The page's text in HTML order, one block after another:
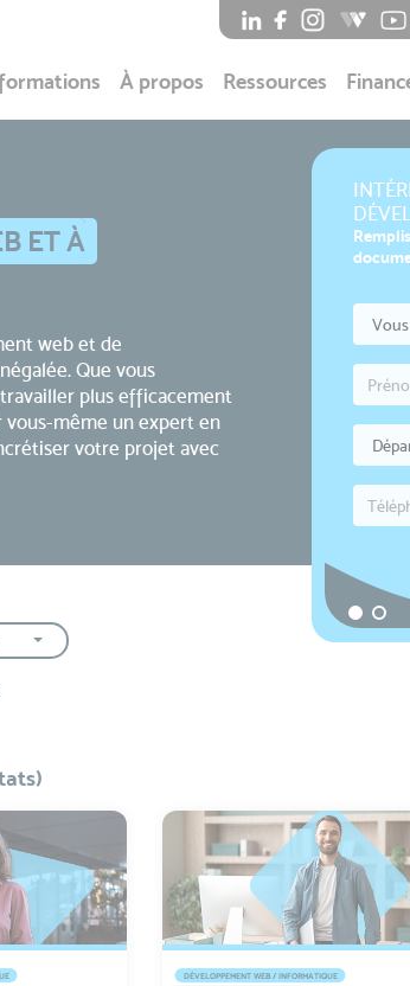
À propos Ressources
ET À
web et de
Que vous
plus efficacement
vous-même un expert en
votre projet avec
DÉVELOPPEMENT WEB / INFORMATIQUE